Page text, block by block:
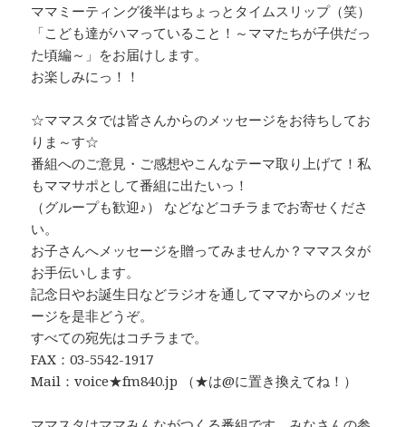
ママミーティング後半はちょっとタイムスリップ（笑）
「こども達がハマっていること！～ママたちが子供だっ
た頃編～」をお届けします。
お楽しみにっ！！
☆ママスタでは皆さんからのメッセージをお待ちしてお
りま～す☆
番組へのご意見・ご感想やこんなテーマ取り上げて！私
もママサポとして番組に出たいっ！
（グループも歓迎♪） などなどコチラまでお寄せくださ
い。
お子さんへメッセージを贈ってみませんか？ママスタが
お手伝いします。
記念日やお誕生日などラジオを通してママからのメッセ
ージを是非どうぞ。
すべての宛先はコチラまで。
FAX：03-5542-1917
Mail：voice★fm840.jp （★は@に置き換えてね！）